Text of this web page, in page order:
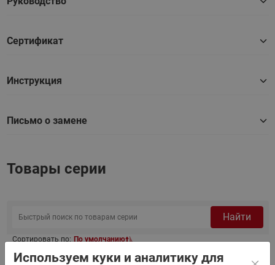
Сертификат
Инструкция
Письмо о замене
Товары серии
Найти
Сортировать по: По умолчанию
Используем куки и аналитику для